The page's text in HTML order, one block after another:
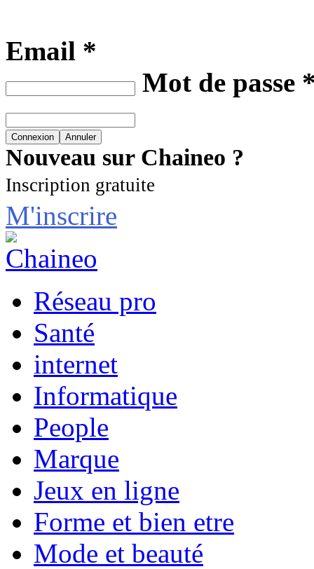
Email *
Mot de passe
Nouveau sur Chaineo ?
Inscription gratuite
M'inscrire
Réseau pro
Santé
internet
Informatique
People
Marque
Jeux en ligne
Forme et bien etre
Mode et beauté